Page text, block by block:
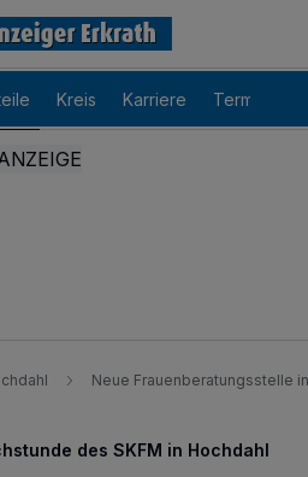
Kreis Karriere Termine
Neue Frauenberatungsstelle
des SKFM in Hochdahl